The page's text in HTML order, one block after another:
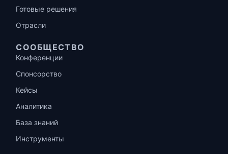
Готовые решения
Отрасли
СООБЩЕСТВО
Конференции
Спонсорство
Кейсы
Аналитика
База знаний
Инструменты